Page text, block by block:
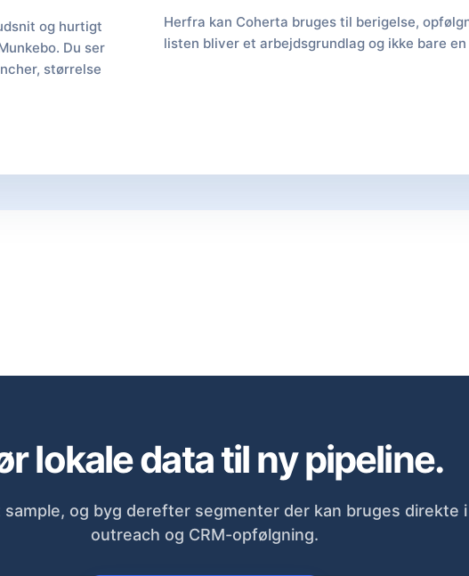
og hurtigt
Du ser
størrelse
Herfra kan Coherta bruges til berigelse,
listen bliver et arbejdsgrundlag og ikke bare
lokale data til ny pipeline.
og byg derefter segmenter der kan bruges direkte i
outreach og CRM-opfølgning.